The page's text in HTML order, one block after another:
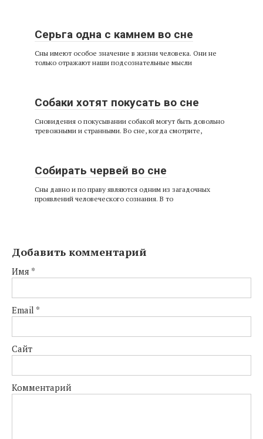
Серьга одна с камнем во сне
Сны имеют особое значение в жизни человека. Они не
только отражают наши подсознательные мысли
Собаки хотят покусать во сне
Сновидения о покусывании собакой могут быть довольно
тревожными и странными. Во сне, когда смотрите,
Собирать червей во сне
Сны давно и по праву являются одним из загадочных
проявлений человеческого сознания. В то
Добавить комментарий
Имя *
Email *
Сайт
Комментарий